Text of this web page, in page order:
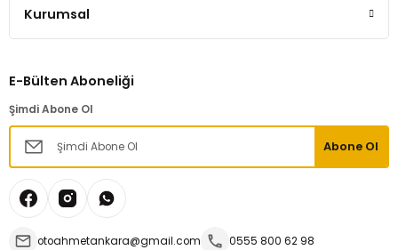
Kurumsal
E-Bülten Aboneliği
Şimdi Abone Ol
Abone Ol
otoahmetankara@gmail.com 0555 800 62 98